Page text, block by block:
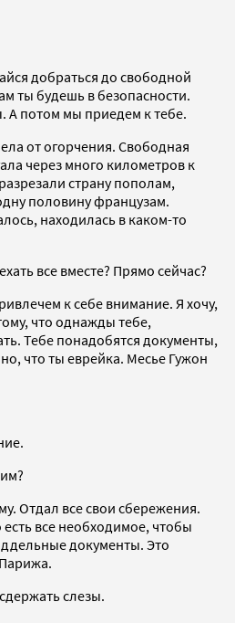
добраться до свободной
ты будешь в безопасности.
потом мы приедем к тебе.
от огорчения. Свободная
через много километров к
страну пополам,
половину французам.
находилась в каком-то
все вместе? Прямо сейчас?
к себе внимание. Я хочу,
что однажды тебе,
Тебе понадобятся документы,
что ты еврейка. Месье Гужон
Отдал все свои сбережения.
все необходимое, чтобы
документы. Это
слезы.